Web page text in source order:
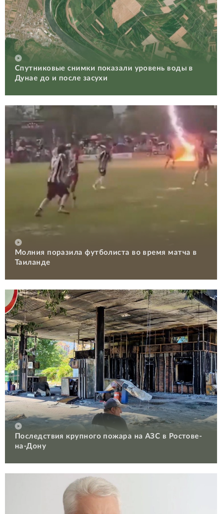
Спутниковые снимки показали уровень воды в
Дунае до и после засухи
Молния поразила футболиста во время матча в
Таиланде
Последствия крупного пожара на АЗС в Ростове-
на-Дону